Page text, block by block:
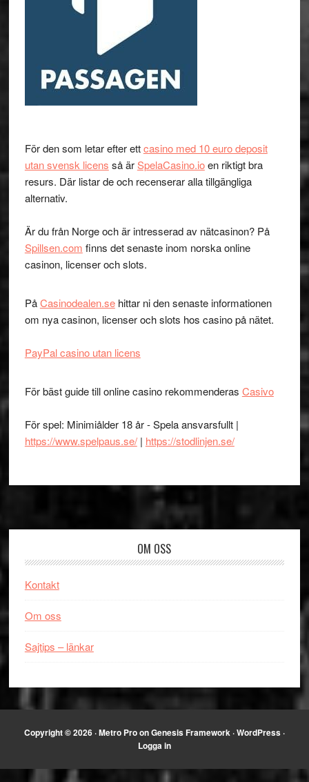
För den som letar efter ettcasino med 10 euro deposit
utan svensk licens så ärSpelaCasino.ioen riktigt bra
resurs. Där listar de och recenserar alla tillgängliga
alternativ.
Är du från Norge och är intresserad av nätcasinon? På
Spillsen.com finns det senaste inom norska online
casinon, licenser och slots.
PåCasinodealen.sehittar ni den senaste informationen
om nya casinon, licenser och slots hos casino på nätet.
PayPal casino utan licens
För bäst guide till online casino rekommenderas Casivo
För spel: Minimiålder 18 år - Spela ansvarsfullt |
https://www.spelpaus.se/| https://stodlinjen.se/
OM OSS
Kontakt
Om oss
Sajtips – länkar
Copyright © 2026 ·Metro ProonGenesis Framework ·WordPress ·
Logga in